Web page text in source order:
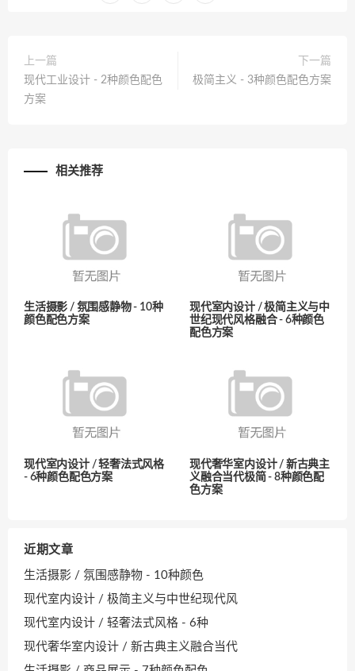
上一篇
现代工业设计 - 2种颜色配色
方案
下一篇
极简主义 - 3种颜色配色方案
相关推荐
生活摄影 / 氛围感静物 - 10种
颜色配色方案
现代室内设计 / 极简主义与中
世纪现代风格融合 - 6种颜色
配色方案
现代室内设计 / 轻奢法式风格
- 6种颜色配色方案
现代奢华室内设计 / 新古典主
义融合当代极简 - 8种颜色配
色方案
近期文章
生活摄影 / 氛围感静物 - 10种颜色
现代室内设计 / 极简主义与中世纪现代风
现代室内设计 / 轻奢法式风格 - 6种
现代奢华室内设计 / 新古典主义融合当代